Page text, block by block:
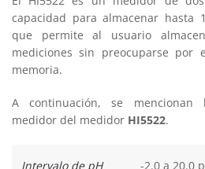
capacidad para almacenar hasta
que permite al usuario
mediciones sin preocuparse por
memoria.
A continuación, se mencionan
medidor del medidor HI5522.
Intervalo de pH
-2.0 a 20.0